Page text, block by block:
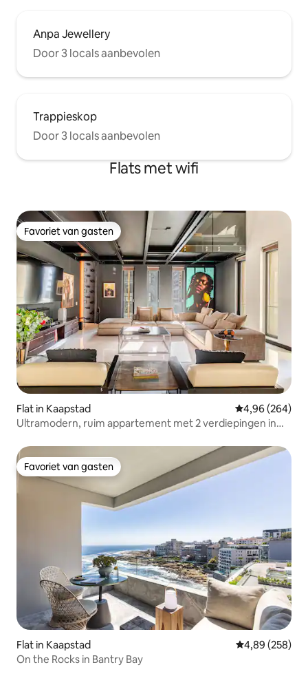
Anpa Jewellery
Door 3 locals aanbevolen
Trappieskop
Door 3 locals aanbevolen
Flats met wifi
Favoriet van gasten
Favoriet van gasten
Flat in Kaapstad Gemiddelde
4,96 (264)
Ultramodern, ruim appartement met 2 verdiepingen in
Favoriet van gasten
Favoriet van gasten
Flat in Kaapstad Gemiddelde
4,89 (258)
On the Rocks in Bantry Bay